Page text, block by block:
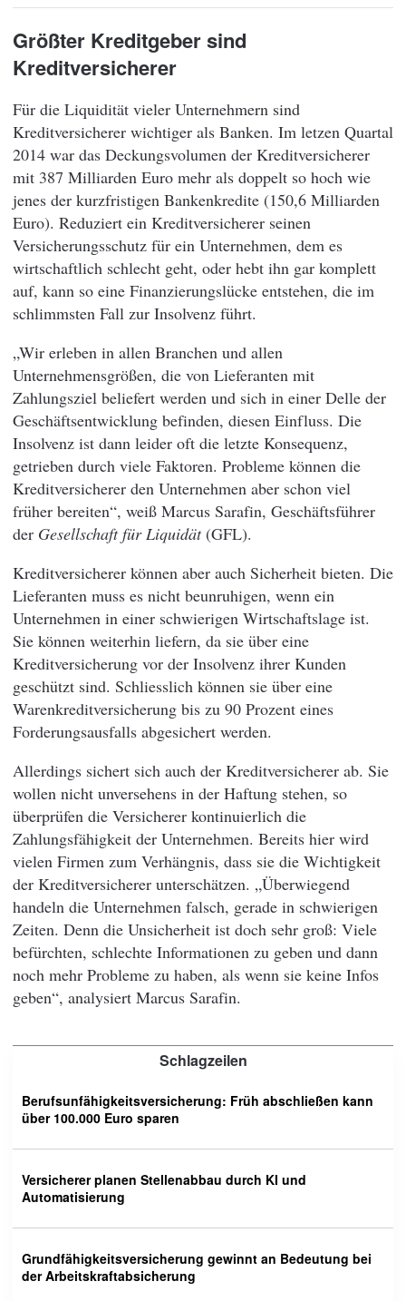
Größter Kreditgeber sind
Kreditversicherer
Für die Liquidität vieler Unternehmern sind
Kreditversicherer wichtiger als Banken. Im letzen Quartal
2014 war das Deckungsvolumen der Kreditversicherer
mit 387 Milliarden Euro mehr als doppelt so hoch wie
jenes der kurzfristigen Bankenkredite (150,6 Milliarden
Euro). Reduziert ein Kreditversicherer seinen
Versicherungsschutz für ein Unternehmen, dem es
wirtschaftlich schlecht geht, oder hebt ihn gar komplett
auf, kann so eine Finanzierungslücke entstehen, die im
schlimmsten Fall zur Insolvenz führt.
„Wir erleben in allen Branchen und allen
Unternehmensgrößen, die von Lieferanten mit
Zahlungsziel beliefert werden und sich in einer Delle der
Geschäftsentwicklung befinden, diesen Einfluss. Die
Insolvenz ist dann leider oft die letzte Konsequenz,
getrieben durch viele Faktoren. Probleme können die
Kreditversicherer den Unternehmen aber schon viel
früher bereiten“, weiß Marcus Sarafin, Geschäftsführer
der Gesellschaft für Liquidät(GFL).
Kreditversicherer können aber auch Sicherheit bieten. Die
Lieferanten muss es nicht beunruhigen, wenn ein
Unternehmen in einer schwierigen Wirtschaftslage ist.
Sie können weiterhin liefern, da sie über eine
Kreditversicherung vor der Insolvenz ihrer Kunden
geschützt sind. Schliesslich können sie über eine
Warenkreditversicherung bis zu 90 Prozent eines
Forderungsausfalls abgesichert werden.
Allerdings sichert sich auch der Kreditversicherer ab. Sie
wollen nicht unversehens in der Haftung stehen, so
überprüfen die Versicherer kontinuierlich die
Zahlungsfähigkeit der Unternehmen. Bereits hier wird
vielen Firmen zum Verhängnis, dass sie die Wichtigkeit
der Kreditversicherer unterschätzen. „Überwiegend
handeln die Unternehmen falsch, gerade in schwierigen
Zeiten. Denn die Unsicherheit ist doch sehr groß: Viele
befürchten, schlechte Informationen zu geben und dann
noch mehr Probleme zu haben, als wenn sie keine Infos
geben“, analysiert Marcus Sarafin.
Schlagzeilen
Berufsunfähigkeitsversicherung: Früh abschließen kann
über 100.000 Euro sparen
Versicherer planen Stellenabbau durch KI und
Automatisierung
Grundfähigkeitsversicherung gewinnt an Bedeutung bei
der Arbeitskraftabsicherung